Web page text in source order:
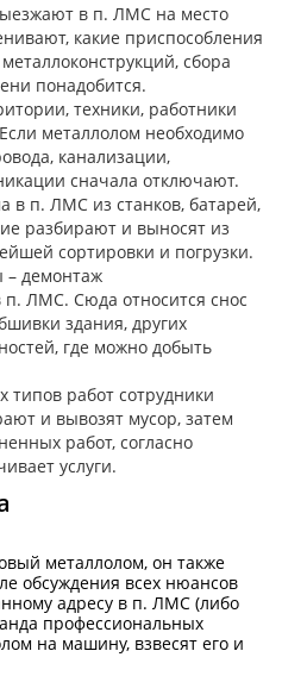
в п. ЛМС на место
какие приспособления
сбора
понадобится.
техники, работники
металлолом необходимо
канализации,
сначала отключают.
в п. ЛМС из станков, батарей,
разбирают и выносят из
сортировки и погрузки.
– демонтаж
п. ЛМС. Сюда относится снос
здания, других
где можно добыть
типов работ сотрудники
и вывозят мусор, затем
работ, согласно
услуги.
металлолом, он также
обсуждения всех нюансов
адресу в п. ЛМС (либо
профессиональных
на машину, взвесят его и